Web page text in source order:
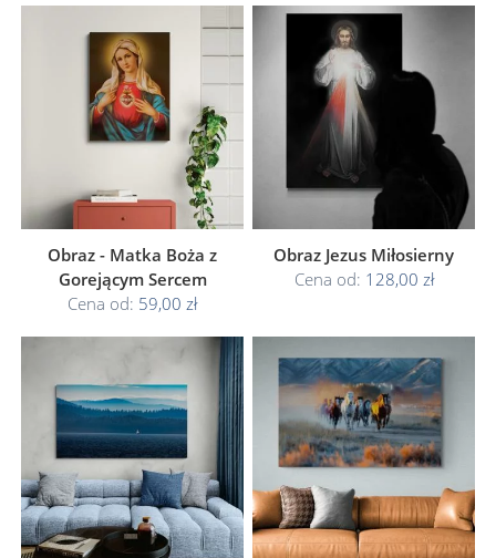
Obraz - Matka Boża z
Gorejącym Sercem
Cena od: 59,00 zł
Obraz Jezus Miłosierny
Cena od: 128,00 zł